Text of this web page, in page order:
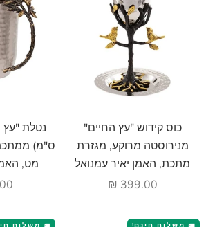
כוס קידוש "עץ החיים"
מנירוסטה מרוקע, מגזרת
מתכת, האמן יאיר עמנואל
מחיר מבצע
399.00 ₪
הוסף
ס"מ)
מט,
₪